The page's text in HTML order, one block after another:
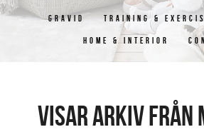
GRAVID TRAINING &
HOME & INTERIOR
Visar arkiv från